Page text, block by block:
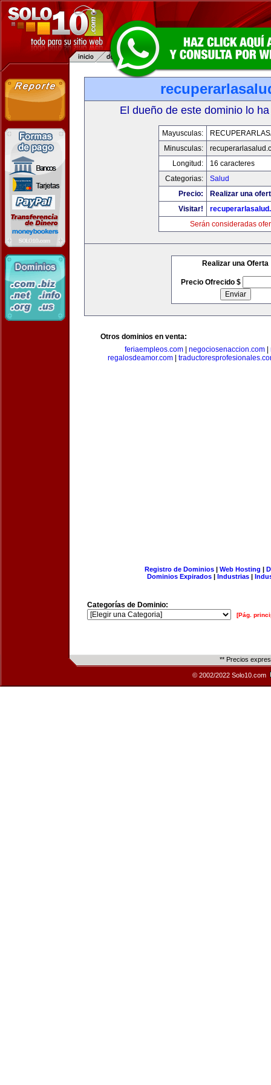
El dueño de este dominio lo
Mayusculas:
Minusculas:
Longitud:
16 caracteres
Categorias:
Salud
Precio:
Realizar una
Visitar!
Serán consideradas
Realizar una Oferta
Precio Ofrecido $
Otros dominios en venta:
feriaempleos.com
negociosenaccion.com
regalosdeamor.com
Registro de Dominios| Web Hosting |
Dominios Expirados | Industrias |
Categorías de Dominio:
[Pág.
** Precios
© 2002/2022 Solo10.com